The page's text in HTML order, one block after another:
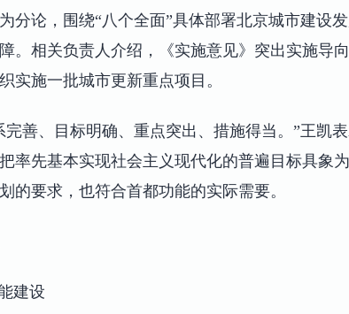
分论，围绕“八个全面”具体部署北京城市建设
。相关负责人介绍，《实施意见》突出实施导
实施一批城市更新重点项目。
完善、目标明确、重点突出、措施得当。”王凯
率先基本实现社会主义现代化的普遍目标具象
的要求，也符合首都功能的实际需要。
建设